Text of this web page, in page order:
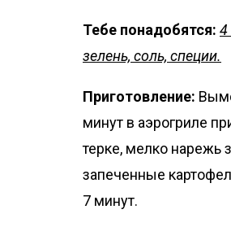
Тебе понадобятся: 4
зелень, соль, специи.
Приготовление:
минут в аэрогриле
терке, мелко нарежь
запеченные
7 минут.